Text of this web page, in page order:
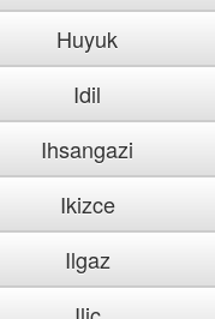
Huyuk
Idil
Ihsangazi
Ikizce
Ilgaz